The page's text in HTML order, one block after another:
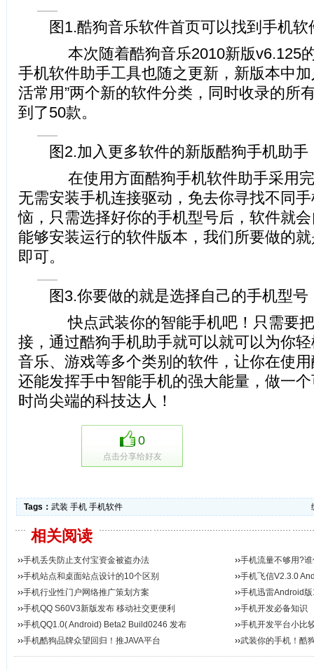
图1.酷狗音乐软件首页可以找到手机软
本次随着酷狗音乐2010新版v6.125
手机软件助手工具也随之更新，新版本中加
活常用”两个新的软件分类，同时收录的所
到了50款。
图2.加入更多软件的新版酷狗手机助手
在使用方面酷狗手机软件助手采用完
无需安装手机连接驱动，免去你寻找不同
恼，只需选择好你的手机型号后，软件就
能够安装运行的软件版本，我们所要做的就
即可。
图3.你要做的就是选择自己的手机型号
快点武装你的智能手机吧！只需要把
接，通过酷狗手机助手就可以就可以为你
音乐、游戏等多个类别的软件，让你在使
还能发挥手中智能手机的强大能量，做一
时尚尖端的科技达人！
0
点击分享给好友
Tags： 武装 手机 手机软件
相关阅读
››手机丢失防止支付宝资金被盗办法 ››手机流量不够用?
››手机站点和桌面站点设计的10个区别 ››手机飞信V2.3.0
››手机行业性门户网络推广策划方案 ››手机迅雷Android
››手机QQ S60V3新版发布 移动社交更便利 ››手机开发必备知识
››手机QQ1.0( Android) Beta2 Build0246 发布 ››手机开发平台小比
››手机酷狗品牌众望回归！推JAVA平台 ››武装你的手机！酷